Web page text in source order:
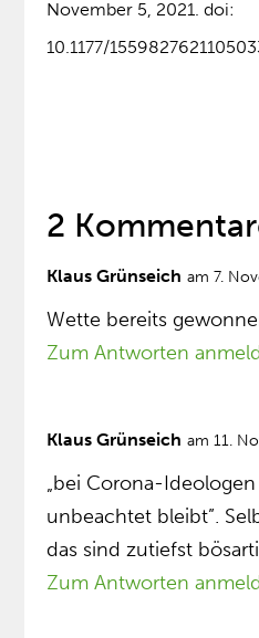
November 5, 2021. doi:
10.1177/
2
Klaus Grünseich am 7.
Wette bereits
Zum Antworten
Klaus Grünseich am 11.
„bei Corona-
unbeachtet bleibt”.
das sind zutiefst
Zum Antworten